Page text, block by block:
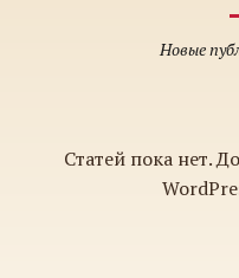
Новые
Статей пока нет.